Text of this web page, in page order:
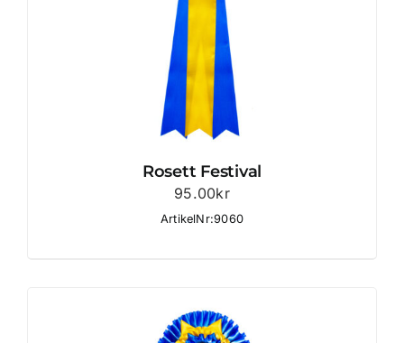
Rosett Festival
95.00kr
ArtikelNr:9060